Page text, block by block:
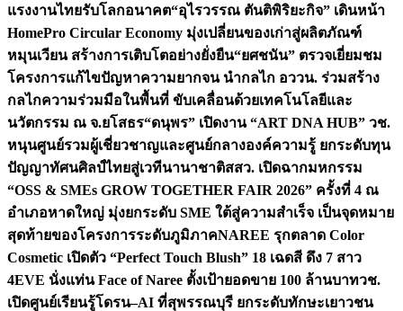
แรงงานไทยรับโลกอนาคต“อุไรวรรณ ตันติพิริยะกิจ” เดินหน้า
HomePro Circular Economy มุ่งเปลี่ยนของเก่าสู่ผลิตภัณฑ์
หมุนเวียน สร้างการเติบโตอย่างยั่งยืน“ยศชนัน” ตรวจเยี่ยมชม
โครงการแก้ไขปัญหาความยากจน นำกลไก อววน. ร่วมสร้าง
กลไกความร่วมมือในพื้นที่ ขับเคลื่อนด้วยเทคโนโลยีและ
นวัตกรรม ณ จ.ยโสธร“ดนุพร” เปิดงาน “ART DNA HUB” วช.
หนุนศูนย์รวมผู้เชี่ยวชาญและศูนย์กลางองค์ความรู้ ยกระดับทุน
ปัญญาทัศนศิลป์ไทยสู่เวทีนานาชาติสสว. เปิดฉากมหกรรม
“OSS & SMEs GROW TOGETHER FAIR 2026” ครั้งที่ 4 ณ
อำเภอหาดใหญ่ มุ่งยกระดับ SME ใต้สู่ความสำเร็จ เป็นจุดหมาย
สุดท้ายของโครงการระดับภูมิภาคNAREE รุกตลาด Color
Cosmetic เปิดตัว “Perfect Touch Blush” 18 เฉดสี ดึง 7 สาว
4EVE นั่งแท่น Face of Naree ตั้งเป้ายอดขาย 100 ล้านบาทวช.
เปิดศูนย์เรียนรู้โดรน–AI ที่สุพรรณบุรี ยกระดับทักษะเยาวชน